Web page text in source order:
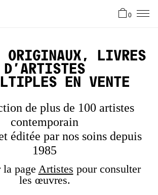
Artistes
Atelier
Stories
Contact
0
originaux, livres
d'artistes
en vente
de plus de 100 artistes
contemporain
éditée par nos soins depuis
1985
page Artistes pour consulter
les œuvres.